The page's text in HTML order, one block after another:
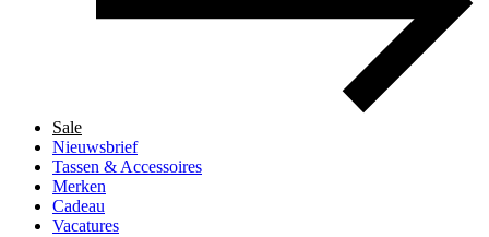
Sale
Nieuwsbrief
Tassen & Accessoires
Merken
Cadeau
Vacatures